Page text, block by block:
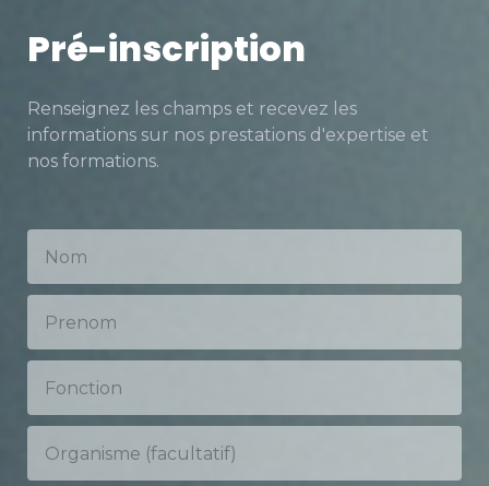
Pré-inscription
Renseignez les champs et recevez les
informations sur nos prestations d'expertise et
nos formations.